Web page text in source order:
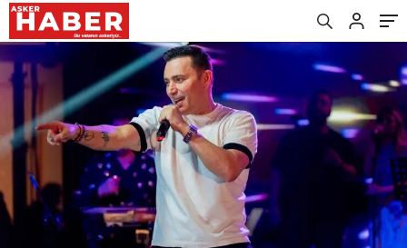
Hayranlarıyla Buluşuyor